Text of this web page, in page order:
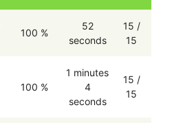
100 %
52
seconds
15 /
15
100 %
1 minutes
4
seconds
15 /
15